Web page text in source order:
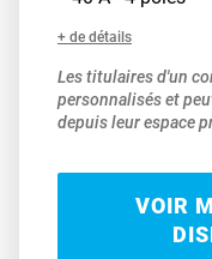
+ de détails
Les titulaires d'un
personnalisés et
depuis leur espace
VOIR